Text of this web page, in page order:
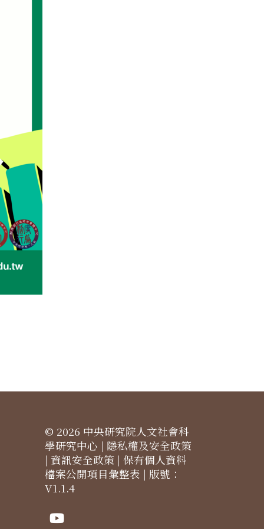
© 2026 中央研究院人文社會科
學研究中心 | 隱私權及安全政策
| 資訊安全政策 | 保有個人資料
檔案公開項目彙整表 | 版號：
V1.1.4
Youtube